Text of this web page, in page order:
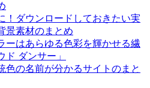
！ダウンロードしておきたい実
景素材のまとめ
ーはあらゆる色彩を輝かせる繊
ダンサー」
色の名前が分かるサイトのまと